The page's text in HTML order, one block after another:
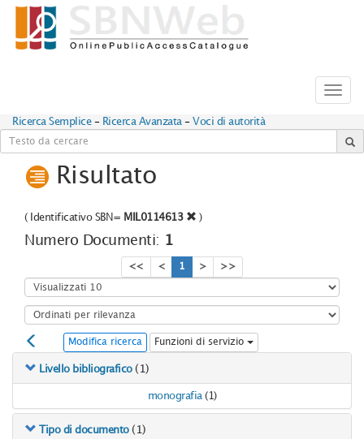
Ricerca Semplice - Ricerca Avanzata - Voci di autorità
Risultato
( Identificativo SBN= MIL0114613 )
Numero Documenti: 1
<< < 1 > >>
Modifica ricerca Funzioni di servizio
Livello bibliografico (1)
monografia (1)
Tipo di documento (1)